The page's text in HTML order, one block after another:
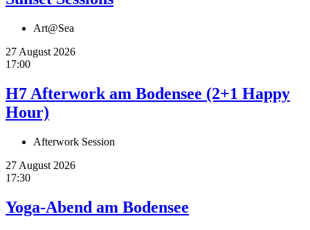
Art@Sea
27 August 2026
17:00
H7 Afterwork am Bodensee (2+1 Happy
Hour)
Afterwork Session
27 August 2026
17:30
Yoga-Abend am Bodensee